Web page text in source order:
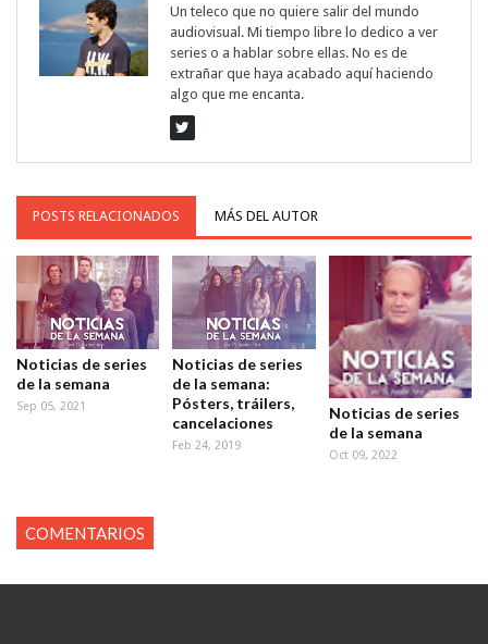
Un teleco que no quiere salir del mundo
audiovisual. Mi tiempo libre lo dedico a ver
series o a hablar sobre ellas. No es de
extrañar que haya acabado aquí haciendo
algo que me encanta.
POSTS RELACIONADOS MÁS DEL AUTOR
Noticias de series
de la semana
Sep 05, 2021
Noticias de series
de la semana:
Pósters, tráilers,
cancelaciones
Feb 24, 2019
Noticias de series
de la semana
Oct 09, 2022
COMENTARIOS